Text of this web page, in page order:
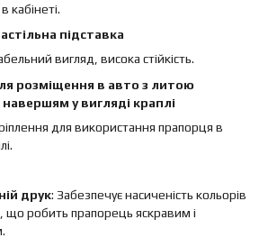
кабінеті.
підставка
вигляд, висока стійкість.
розміщення в авто з литою
у вигляді краплі
для використання прапорця в
друк: Забезпечує насиченість кольорів
що робить прапорець яскравим і